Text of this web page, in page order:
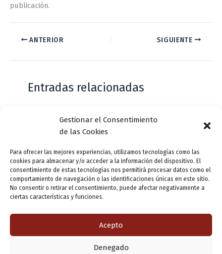
Gestionar el Consentimiento
de las Cookies
Para ofrecer las mejores experiencias, utilizamos tecnologías como las
cookies para almacenar y/o acceder a la información del dispositivo. El
consentimiento de estas tecnologías nos permitirá procesar datos como el
comportamiento de navegación o las identificaciones únicas en este sitio.
No consentir o retirar el consentimiento, puede afectar negativamente a
ciertas características y funciones.
Acepto
Denegado
publicación.
ANTERIOR SIGUIENTE
Entradas relacionadas
Casa de Zorrilla conmemorarán el 168
aniversario del estreno de Don Juan
Tenorio
Deja un comentario /Actualidad/ PorVLLensutinta
Actualidad / Por